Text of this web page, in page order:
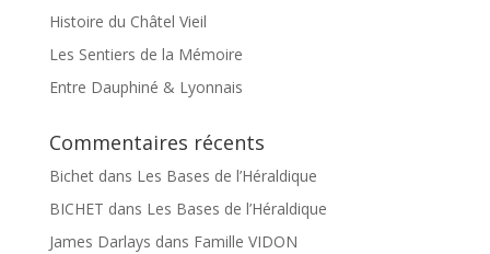
Histoire du Châtel Vieil
Les Sentiers de la Mémoire
Entre Dauphiné & Lyonnais
Commentaires récents
Bichetdans Les Bases de l’Héraldique
BICHET dans Les Bases de l’Héraldique
James Darlays dans Famille VIDON